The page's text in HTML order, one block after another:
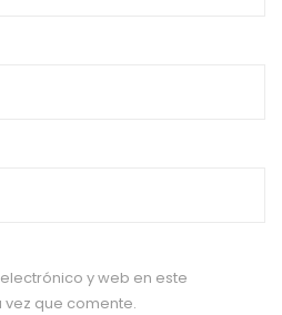
y web en este
que comente.